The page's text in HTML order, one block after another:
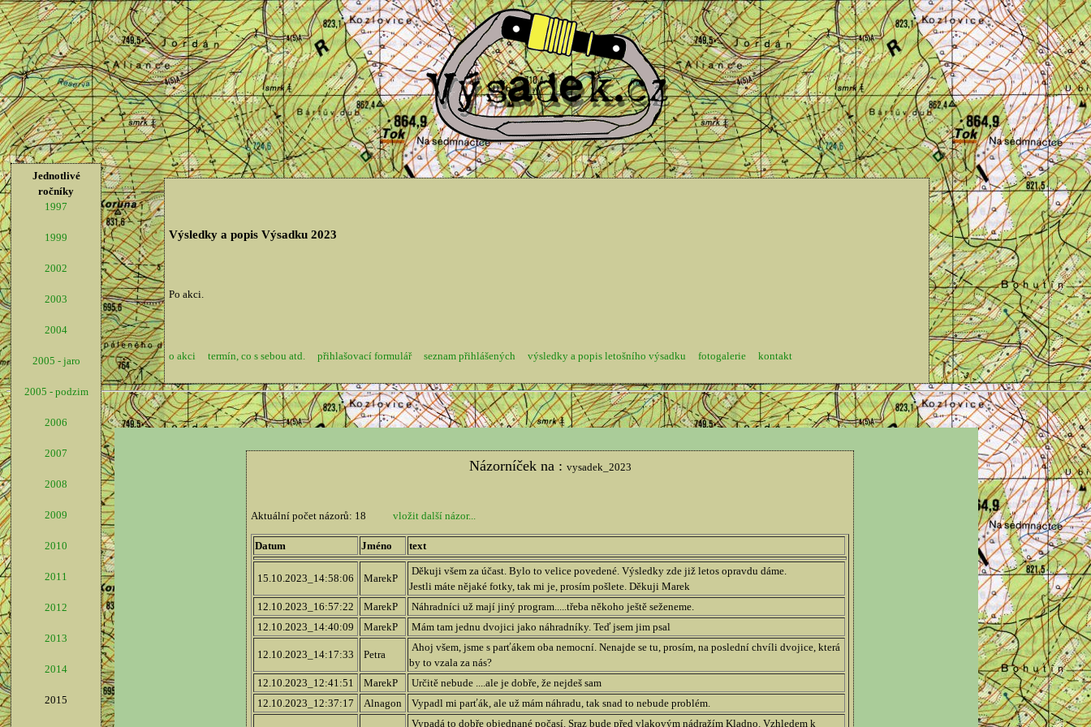
Jednotlivé
ročníky
1997
1999
2002
2003
2004
2005 - jaro
2005 - podzim
2006
2007
2008
2009
2010
2011
2012
2013
2014
2015
Výsledky a popis Výsadku 2023
Po akci.
o akci termín, co s sebou atd. přihlašovací formulář seznam přihlášených výsledky a popis letošního výsadku fotogalerie kontakt